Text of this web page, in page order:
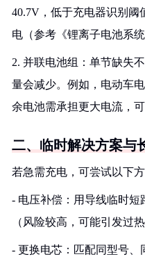
40.7V，低于充电器识别阈
电（参考《锂离子电池系
2. 并联电池组：单节缺失
量会减少。例如，电动车
余电池需承担更大电流，可
二、临时解决方案与
若急需充电，可尝试以下
- 电压补偿：用导线临时短
（风险较高，可能引发过热
- 更换电芯：匹配同型号、